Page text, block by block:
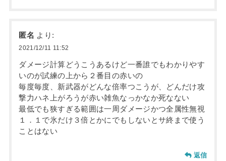
匿名 より:
2021/12/11 11:52
ダメージ計算どうこうあるけど一番誰でもわかりやす
いのが試練の上から２番目の赤いの
毎度毎度、新武器がどんな倍率つこうが、どんだけ攻
撃力ハネ上がろうが赤い雑魚なっかなか死なない
最低でも狭すぎる範囲は一周ダメージかつ全属性無視
１．１で氷だけ３倍とかにでもしないとサ終まで使う
ことはない
返信